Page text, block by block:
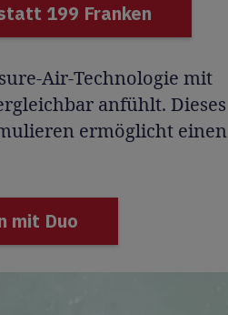
199 Franken
Air-Technologie mit
anfühlt. Dieses
ermöglicht einen
mit Duo